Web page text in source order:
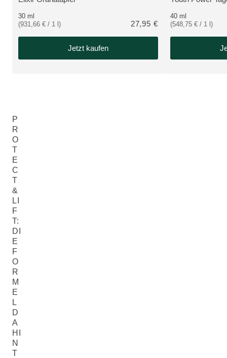
30 ml
(931,66 € / 1 l)
27,95 €
Jetzt kaufen
MEHR ZUM
40 ml
(548,75 € / 1 l)
P
R
O
T
E
C
T
&
LI
F
T:
DI
E
F
O
R
M
E
L
D
A
HI
N
T